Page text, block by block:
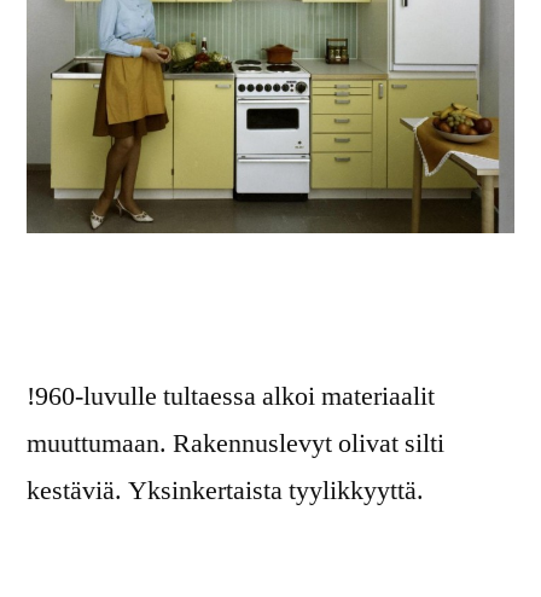
!960-luvulle tultaessa alkoi materiaalit
muuttumaan. Rakennuslevyt olivat silti
kestäviä. Yksinkertaista tyylikkyyttä.